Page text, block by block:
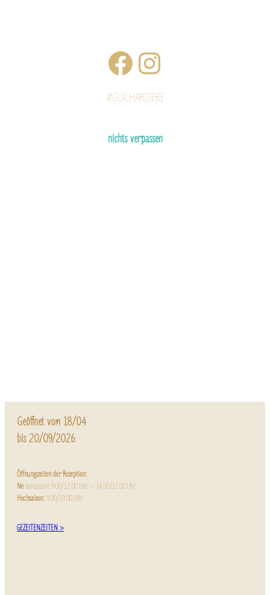
#GUICHARDIÈRE
nichts verpassen
Geöffnet vom 18/04
bis 20/09/2026
Öffnungszeiten der Rezeption:
Ne bensaison:9.00/12.00 Uhr – 14.00/17.00 Uhr
Hochsaison:9.00/19.00 Uhr
GEZEITENZEITEN >